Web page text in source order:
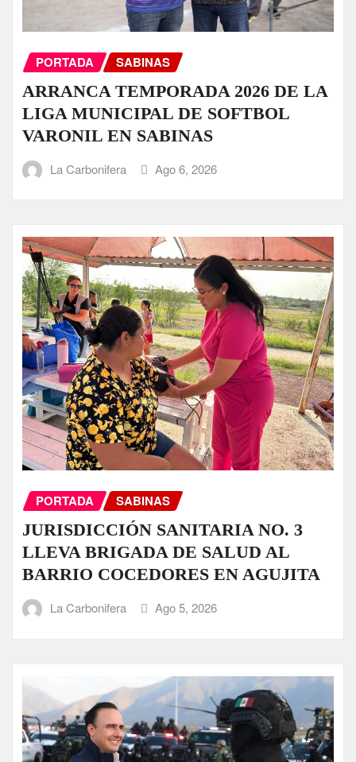
PORTADA SABINAS
ARRANCA TEMPORADA 2026 DE LA
LIGA MUNICIPAL DE SOFTBOL
VARONIL EN SABINAS
La Carbonifera Ago 6, 2026
PORTADA SABINAS
JURISDICCIÓN SANITARIA NO. 3
LLEVA BRIGADA DE SALUD AL
BARRIO COCEDORES EN AGUJITA
La Carbonifera Ago 5, 2026